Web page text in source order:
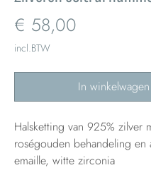
€ 58,00
incl.BTW
In winkelwagen
Halsketting van 925% zilver
roségouden behandeling en
emaille, witte zirconia